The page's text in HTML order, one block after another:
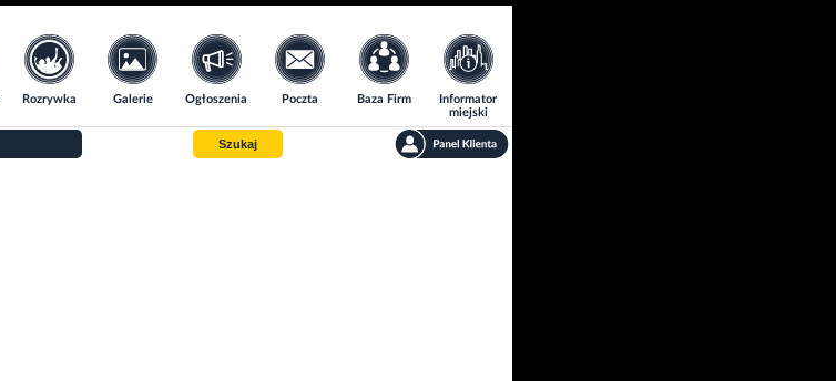
Rozrywka Galerie Ogłoszenia Poczta Baza Firm
Informator
miejski
Szukaj